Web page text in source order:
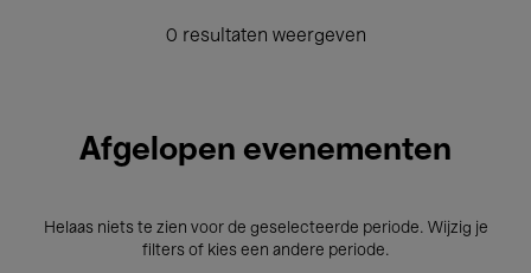
0 resultaten weergeven
Afgelopen evenementen
Helaas niets te zien voor de geselecteerde periode. Wijzig je
filters of kies een andere periode.